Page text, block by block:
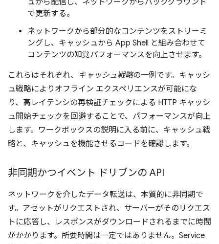
ュから配信し、ネットワークからバックグラウンド
で更新する。
ネットワークから部分的なコンテンツをストリーミ
ングし、キャッシュから App Shell と組み合わせて
コンテンツの知覚パフォーマンスを向上させます。
これらはそれぞれ、 キャッシュ戦略の一例です。キャッシ
ュ戦略によりオフライン エクスペリエンスが可能にな
り、高レイテンシの再検証チェックによる HTTP キャッシ
ュ開始チェックを回避することで、パフォーマンスが向上
します。ワークボックスの説明に入る前に、キャッシュ戦
略と、キャッシュを機能させるコードを確認します。
非同期かつイベント ドリブンの API
ネットワークを介したデータ転送は、本質的に非同期で
す。アセットがリクエストされ、サーバーがそのリクエス
トに応答し、レスポンスがダウンロードされるまでに時間
がかかります。所要時間は一定ではありません。Service